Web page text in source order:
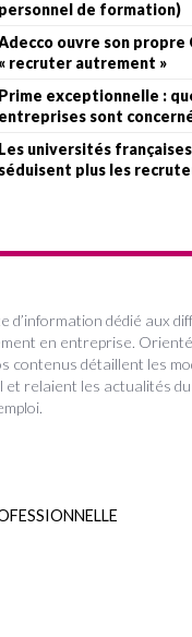
personnel de formation)
ouvre son propre
« recruter autrement »
Prime exceptionnelle :
entreprises sont
Les universités
séduisent plus les
d’information dédié aux
en entreprise.
contenus détaillent les
et relaient les actualités